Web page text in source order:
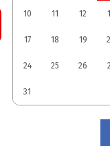
10 11 12
17 18 19
24 25 26
31